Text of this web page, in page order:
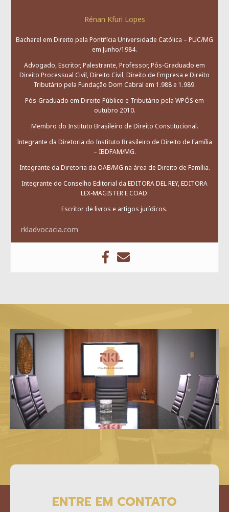
Rénan Kfuri Lopes
Bacharel em Direito pela Pontifícia Universidade Católica – PUC/MG
em Junho/1984.
Advogado, Escritor, Palestrante, Professor, Pós-Graduado em
Direito Processual Civil, Direito Civil, Direito de Empresa e Direito
Tributário pela Fundação Dom Cabral em 1.988 e 1.989.
Pós-Graduado em Direito Público e Tributário pela WPÓS em
outubro 2010.
Membro do Instituto Brasileiro de Direito Constitucional.
Integrante da Diretoria do Instituto Brasileiro de Direito de Família
– IBDFAM/MG.
Integrante da Diretoria da OAB/MG na área de Direito de Família.
Integrante do Conselho Editorial da EDITORA DEL REY, EDITORA
LEX-MAGISTER E COAD.
Escritor de livros e artigos jurídicos.
rkladvocacia.com
ENTRE EM CONTATO